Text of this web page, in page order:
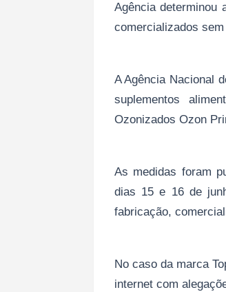
Agência determinou
comercializados
A Agência Nacional
suplementos
Ozonizados Ozon
As medidas foram
dias 15 e 16 de
fabricação,
No caso da marca
internet com